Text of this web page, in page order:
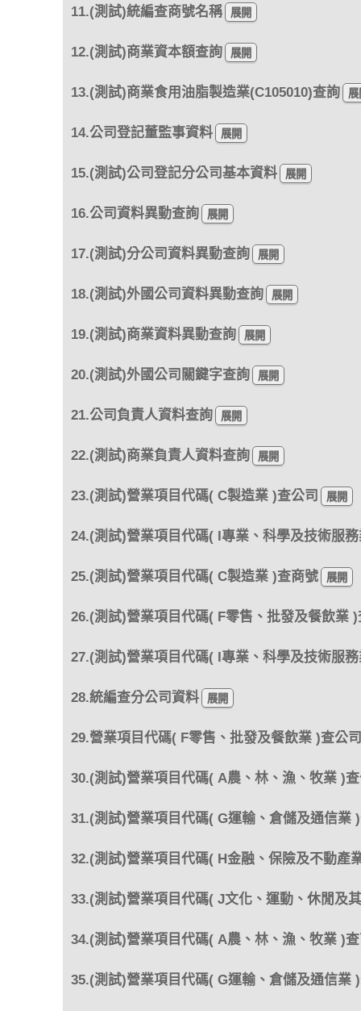
11.(測試)統編查商號名稱
12.(測試)商業資本額查詢
13.(測試)商業食用油脂製造業(C105010)查詢
14.公司登記董監事資料
15.(測試)公司登記分公司基本資料
16.公司資料異動查詢
17.(測試)分公司資料異動查詢
18.(測試)外國公司資料異動查詢
19.(測試)商業資料異動查詢
20.(測試)外國公司關鍵字查詢
21.公司負責人資料查詢
22.(測試)商業負責人資料查詢
23.(測試)營業項目代碼( C製造業 )查公司
24.(測試)營業項目代碼( I專業、科學及技術服
25.(測試)營業項目代碼( C製造業 )查商號
26.(測試)營業項目代碼( F零售、批發及餐飲業 )
27.(測試)營業項目代碼( I專業、科學及技術服
28.統編查分公司資料
29.營業項目代碼( F零售、批發及餐飲業 )查公司
30.(測試)營業項目代碼( A農、林、漁、牧業 )
31.(測試)營業項目代碼( G運輸、倉儲及通信業
32.(測試)營業項目代碼( H金融、保險及不動產
33.(測試)營業項目代碼( J文化、運動、休閒及
34.(測試)營業項目代碼( A農、林、漁、牧業 )
35.(測試)營業項目代碼( G運輸、倉儲及通信業